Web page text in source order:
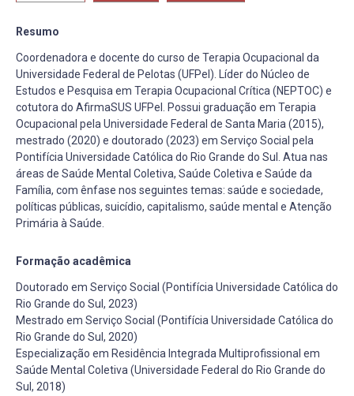
Resumo
Coordenadora e docente do curso de Terapia Ocupacional da
Universidade Federal de Pelotas (UFPel). Líder do Núcleo de
Estudos e Pesquisa em Terapia Ocupacional Crítica (NEPTOC) e
cotutora do AfirmaSUS UFPel. Possui graduação em Terapia
Ocupacional pela Universidade Federal de Santa Maria (2015),
mestrado (2020) e doutorado (2023) em Serviço Social pela
Pontifícia Universidade Católica do Rio Grande do Sul. Atua nas
áreas de Saúde Mental Coletiva, Saúde Coletiva e Saúde da
Família, com ênfase nos seguintes temas: saúde e sociedade,
políticas públicas, suicídio, capitalismo, saúde mental e Atenção
Primária à Saúde.
Formação acadêmica
Doutorado em Serviço Social (Pontifícia Universidade Católica do
Rio Grande do Sul, 2023)
Mestrado em Serviço Social (Pontifícia Universidade Católica do
Rio Grande do Sul, 2020)
Especialização em Residência Integrada Multiprofissional em
Saúde Mental Coletiva (Universidade Federal do Rio Grande do
Sul, 2018)